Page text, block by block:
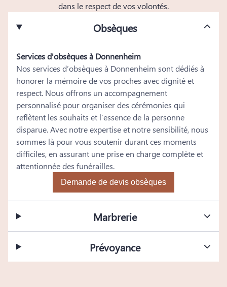
dans le respect de vos volontés.
Obsèques
Services d'obsèques à Donnenheim
Nos services d’obsèques à Donnenheim sont dédiés à
honorer la mémoire de vos proches avec dignité et
respect. Nous offrons un accompagnement
personnalisé pour organiser des cérémonies qui
reflètent les souhaits et l’essence de la personne
disparue. Avec notre expertise et notre sensibilité, nous
sommes là pour vous soutenir durant ces moments
difficiles, en assurant une prise en charge complète et
attentionnée des funérailles.
Demande de devis obsèques
Marbrerie
Prévoyance